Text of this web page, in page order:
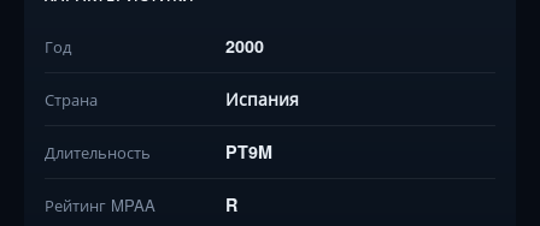
Год 2000
Страна Испания
Длительность PT9M
Рейтинг MPAA R